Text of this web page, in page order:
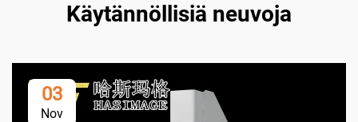
Käytännöllisiä neuvoja
03
Nov